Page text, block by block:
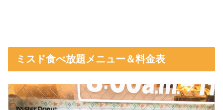
ミスド食べ放題メニュー＆料金表